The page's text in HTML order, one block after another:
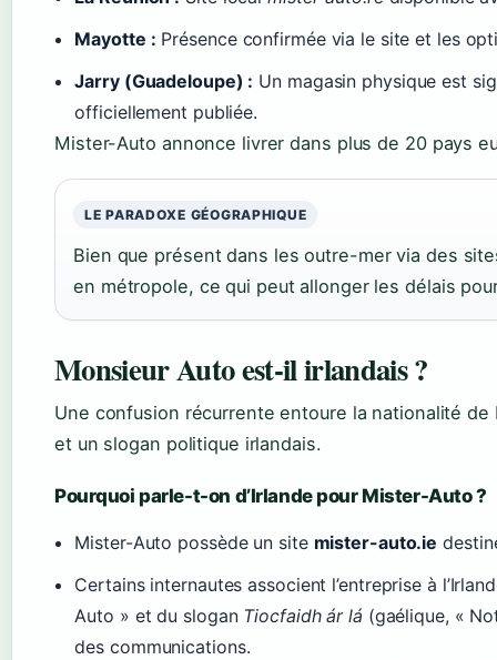
Mayotte : Présence confirmée via le site et les
Jarry (Guadeloupe) : Un magasin physique est
officiellement publiée.
Mister-Auto annonce livrer dans plus de 20 pays
LE PARADOXE GÉOGRAPHIQUE
Bien que présent dans les outre-mer via des
en métropole, ce qui peut allonger les délais
Monsieur Auto est-il irlandais ?
Une confusion récurrente entoure la nationalité
et un slogan politique irlandais.
Pourquoi parle-t-on d’Irlande pour Mister-Auto ?
Mister-Auto possède un site mister-auto.ie
Certains internautes associent l’entreprise à
Auto » et du slogan Tiocfaidh ár lá (gaélique, «
des communications.